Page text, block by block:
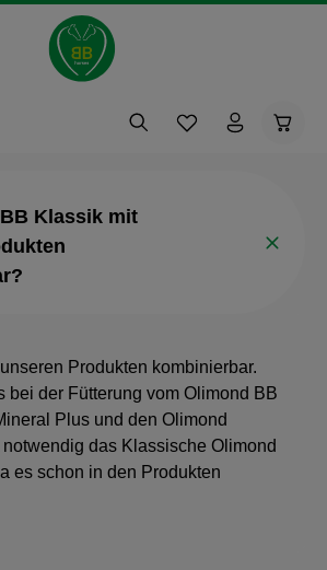
Klassik mit
Produkten kombinierbar.
bei der Fütterung vom Olimond BB
Plus und den Olimond
das Klassische Olimond
es schon in den Produkten